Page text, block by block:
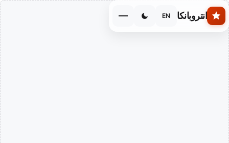
Skip to main content
انتروبانكا EN